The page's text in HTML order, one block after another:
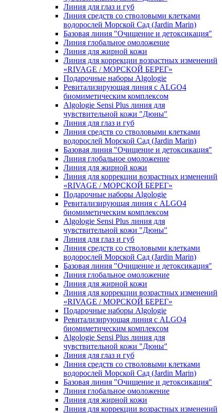
Линия для глаз и губ
Линия средств со стволовыми клетками
водорослей Морской Сад (Jardin Marin)
Базовая линия "Очищение и детоксикация"
Линия глобальное омоложение
Линия для жирной кожи
Линия для коррекции возрастных изменений
«RIVAGE / МОРСКОЙ БЕРЕГ»
Подарочные наборы Algologie
Ревитализирующая линия с ALGO4
биомиметическим комплексом
Algologie Sensi Plus линия для
чувcтвительной кожи "Дюны"
Линия для глаз и губ
Линия средств со стволовыми клетками
водорослей Морской Сад (Jardin Marin)
Базовая линия "Очищение и детоксикация"
Линия глобальное омоложение
Линия для жирной кожи
Линия для коррекции возрастных изменений
«RIVAGE / МОРСКОЙ БЕРЕГ»
Подарочные наборы Algologie
Ревитализирующая линия с ALGO4
биомиметическим комплексом
Algologie Sensi Plus линия для
чувcтвительной кожи "Дюны"
Линия для глаз и губ
Линия средств со стволовыми клетками
водорослей Морской Сад (Jardin Marin)
Базовая линия "Очищение и детоксикация"
Линия глобальное омоложение
Линия для жирной кожи
Линия для коррекции возрастных изменений
«RIVAGE / МОРСКОЙ БЕРЕГ»
Подарочные наборы Algologie
Ревитализирующая линия с ALGO4
биомиметическим комплексом
Algologie Sensi Plus линия для
чувcтвительной кожи "Дюны"
Линия для глаз и губ
Линия средств со стволовыми клетками
водорослей Морской Сад (Jardin Marin)
Базовая линия "Очищение и детоксикация"
Линия глобальное омоложение
Линия для жирной кожи
Линия для коррекции возрастных изменений